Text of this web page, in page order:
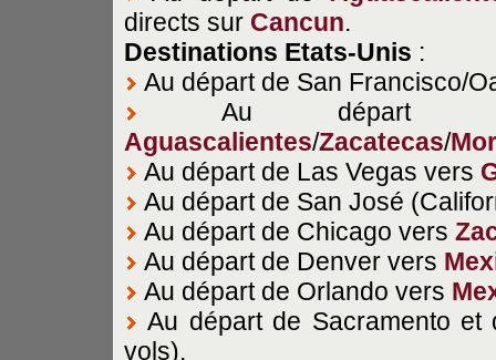
directs sur Cancun.
Destinations Etats-Unis :
Au départ de San Francisco/
Au départ
Aguascalientes/Zacatecas/
Au départ de Las Vegas vers
Au départ de San José
Au départ de Chicago vers
Au départ de Denver vers
Au départ de Orlando vers
Au départ de Sacramento
vols).